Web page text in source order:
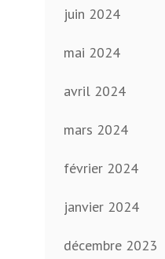
juin 2024
mai 2024
avril 2024
mars 2024
février 2024
janvier 2024
décembre 2023